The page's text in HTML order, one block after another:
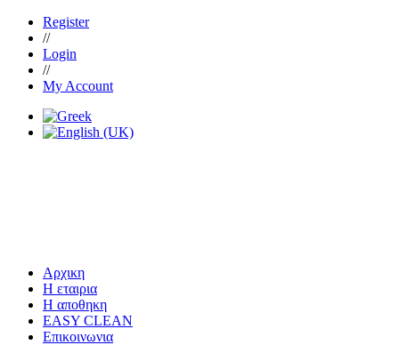
Register
//
Login
//
My Account
Αρχικη
Η εταιρια
Η αποθηκη
EASY CLEAN
Επικοινωνια